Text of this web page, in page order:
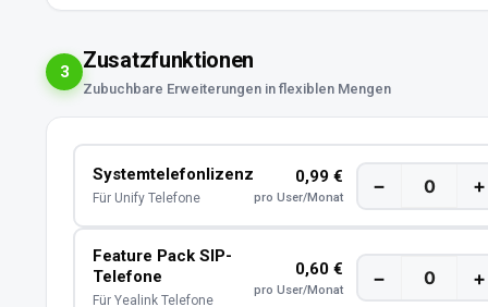
3 Zusatzfunktionen
Zubuchbare Erweiterungen in flexiblen Mengen
Systemtelefonlizenz
Für Unify Telefone
0,99 €
pro User/Monat
− +
Feature Pack SIP-
Telefone
Für Yealink Telefone
0,60 €
pro User/Monat
− +